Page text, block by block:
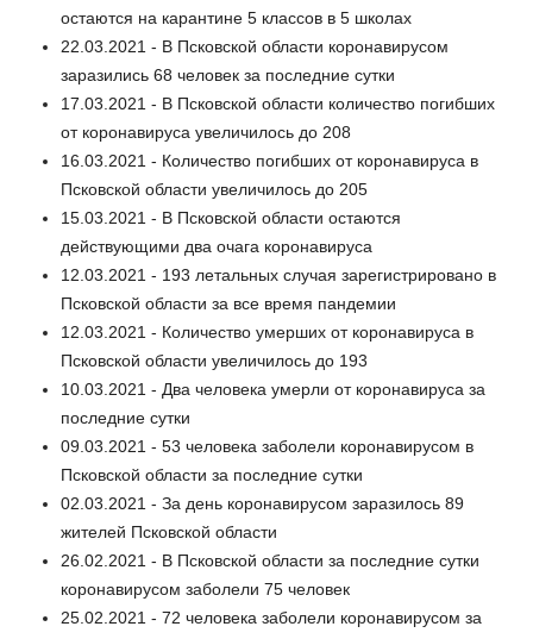
остаются на карантине 5 классов в 5 школах
22.03.2021 - В Псковской области коронавирусом
заразились 68 человек за последние сутки
17.03.2021 - В Псковской области количество погибших
от коронавируса увеличилось до 208
16.03.2021 - Количество погибших от коронавируса в
Псковской области увеличилось до 205
15.03.2021 - В Псковской области остаются
действующими два очага коронавируса
12.03.2021 - 193 летальных случая зарегистрировано в
Псковской области за все время пандемии
12.03.2021 - Количество умерших от коронавируса в
Псковской области увеличилось до 193
10.03.2021 - Два человека умерли от коронавируса за
последние сутки
09.03.2021 - 53 человека заболели коронавирусом в
Псковской области за последние сутки
02.03.2021 - За день коронавирусом заразилось 89
жителей Псковской области
26.02.2021 - В Псковской области за последние сутки
коронавирусом заболели 75 человек
25.02.2021 - 72 человека заболели коронавирусом за